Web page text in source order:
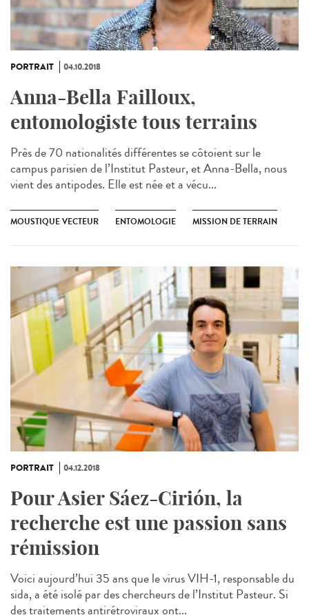
PORTRAIT 04.10.2018
Anna-Bella Failloux,
entomologiste tous terrains
Près de 70 nationalités différentes se côtoient sur le
campus parisien de l’Institut Pasteur, et Anna-Bella, nous
vient des antipodes. Elle est née et a vécu...
MOUSTIQUE VECTEUR ENTOMOLOGIE MISSION DE TERRAIN
PORTRAIT 04.12.2018
Pour Asier Sáez-Cirión, la
recherche est une passion sans
rémission
Voici aujourd’hui 35 ans que le virus VIH-1, responsable du
sida, a été isolé par des chercheurs de l’Institut Pasteur. Si
des traitements antirétroviraux ont...